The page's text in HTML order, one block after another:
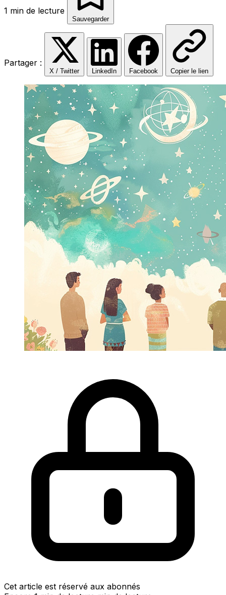
1 min de lecture
Sauvegarder
Partager :
X / Twitter LinkedIn Facebook Copier le lien
Cet article est réservé aux abonnés